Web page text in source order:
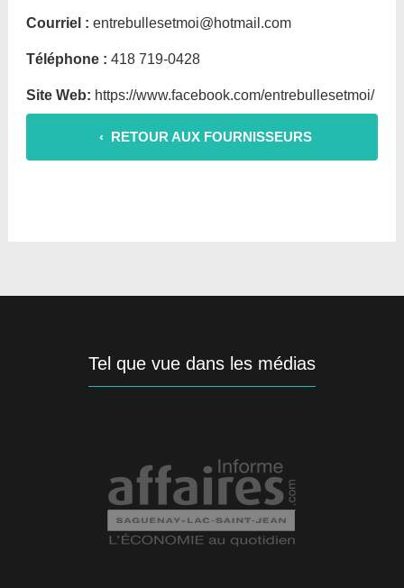
Courriel : entrebullesetmoi@hotmail.com
Téléphone : 418 719-0428
Site Web: https://www.facebook.com/entrebullesetmoi/
‹ RETOUR AUX FOURNISSEURS
Tel que vue dans les médias